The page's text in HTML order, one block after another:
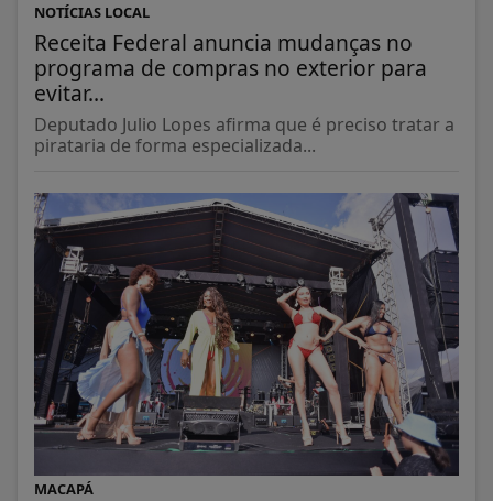
NOTÍCIAS LOCAL
Receita Federal anuncia mudanças no
programa de compras no exterior para
evitar...
Deputado Julio Lopes afirma que é preciso tratar a
pirataria de forma especializada...
MACAPÁ